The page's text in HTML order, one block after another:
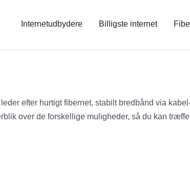
Internetudbydere Billigste internet
efter hurtigt fibernet, stabilt bredbånd via
over de forskellige muligheder, så du kan